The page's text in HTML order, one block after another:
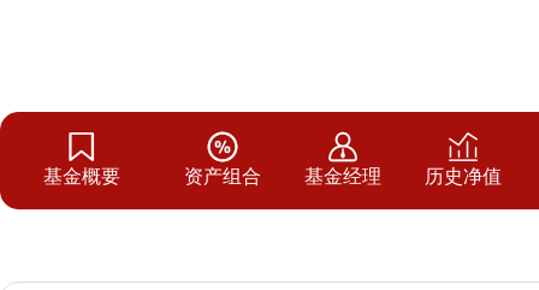
基金概要 资产组合 基金经理 历史净值